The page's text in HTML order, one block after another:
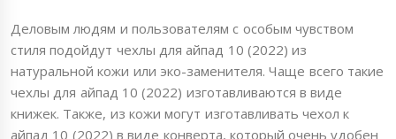
Деловым людям и пользователям с особым чувством
стиля подойдут чехлы для айпад 10 (2022) из
натуральной кожи или эко-заменителя. Чаще всего такие
чехлы для айпад 10 (2022) изготавливаются в виде
книжек. Также, из кожи могут изготавливать чехол к
айпад 10 (2022) в виде конверта, который очень удобен